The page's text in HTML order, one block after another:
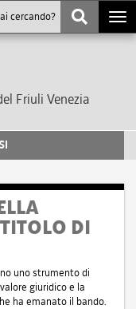
Friuli Venezia
DI
uno strumento di
giuridico e la
ha emanato il bando.